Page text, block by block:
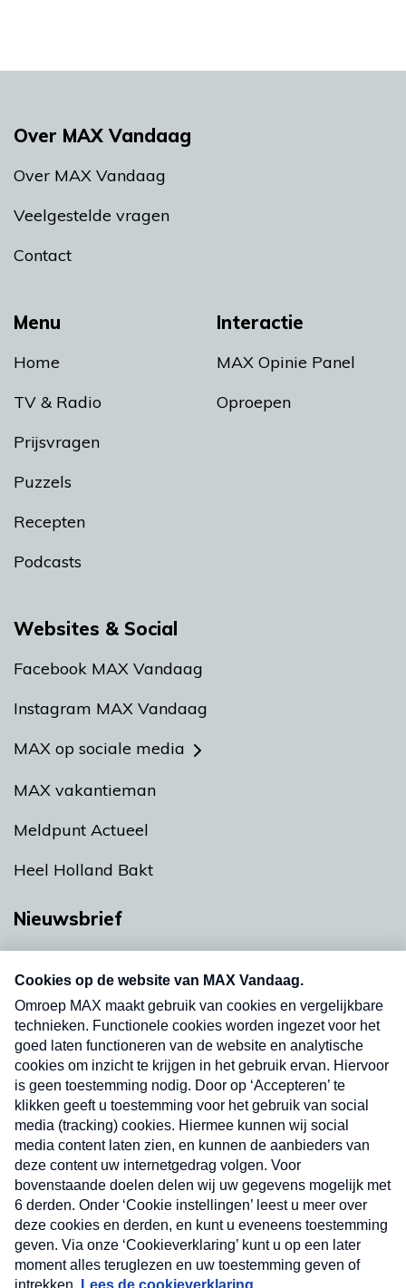
Menu
Home
TV & Radio
Prijsvragen
Puzzels
Recepten
Podcasts
Interactie
MAX Opinie Panel
Oproepen
Over MAX Vandaag
Over MAX Vandaag
Veelgestelde vragen
Contact
Websites & Social
Facebook MAX Vandaag
Instagram MAX Vandaag
MAX op sociale media
MAX vakantieman
Meldpunt Actueel
Heel Holland Bakt
Nieuwsbrief
Neem hier een gratis abonnement op onze
nieuwsbrief. Elke vrijdag- en dinsdagochtend in
uw mailbox.
Verzend
Nieuwsbrief
Neem hier een gratis abonnement op onze
nieuwsbrief. Elke vrijdag- en dinsdagochtend in uw